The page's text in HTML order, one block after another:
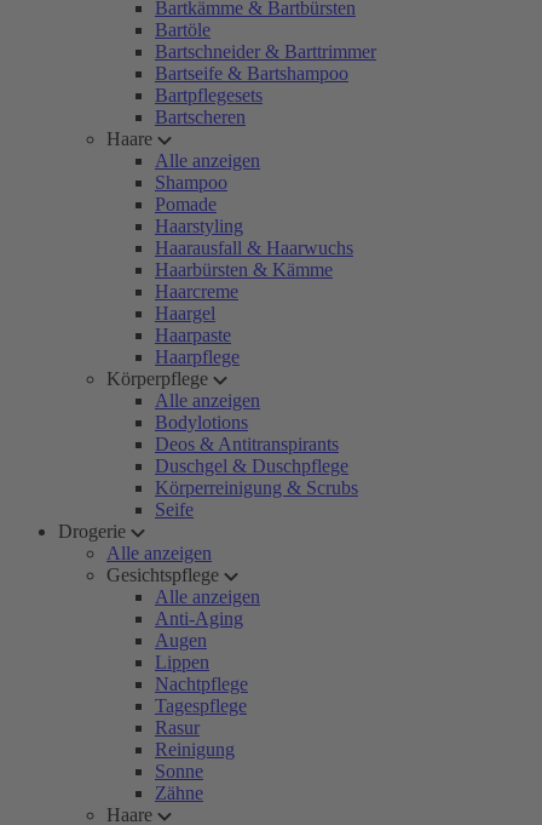
Bartkämme & Bartbürsten
Bartöle
Bartschneider & Barttrimmer
Bartseife & Bartshampoo
Bartpflegesets
Bartscheren
Haare
Alle anzeigen
Shampoo
Pomade
Haarstyling
Haarausfall & Haarwuchs
Haarbürsten & Kämme
Haarcreme
Haargel
Haarpaste
Haarpflege
Körperpflege
Alle anzeigen
Bodylotions
Deos & Antitranspirants
Duschgel & Duschpflege
Körperreinigung & Scrubs
Seife
Drogerie
Alle anzeigen
Gesichtspflege
Alle anzeigen
Anti-Aging
Augen
Lippen
Nachtpflege
Tagespflege
Rasur
Reinigung
Sonne
Zähne
Haare